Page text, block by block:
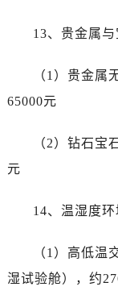
13、贵金属
（1）贵金属
65000元
（2）钻石宝
元
14、温湿度
（1）高低温
湿试验舱），约